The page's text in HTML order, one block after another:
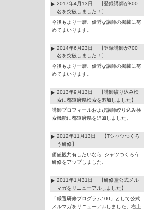
2017年4月13日 【登録講師が800
名を突破しました！】
今後もより一層、優秀な講師の掲載に努
めてまいります。
2014年6月23日 【登録講師が700
名を突破しました！】
今後もより一層、優秀な講師の掲載に努
めてまいります。
2013年9月13日 【講師絞り込み検
索に都道府県検索を追加しました】
講師プロフィールおよび講師絞り込み検
索機能に都道府県を追加しました。
2012年11月13日 【Tシャツつくろ
う研修】
価値観共有したいならTシャツつくろう
研修をアップしました。
2011年1月31日 【研修堂公式メル
マガをリニューアルしました】
「厳選研修プログラム100」として公式
メルマガをリニューアルしました。右上